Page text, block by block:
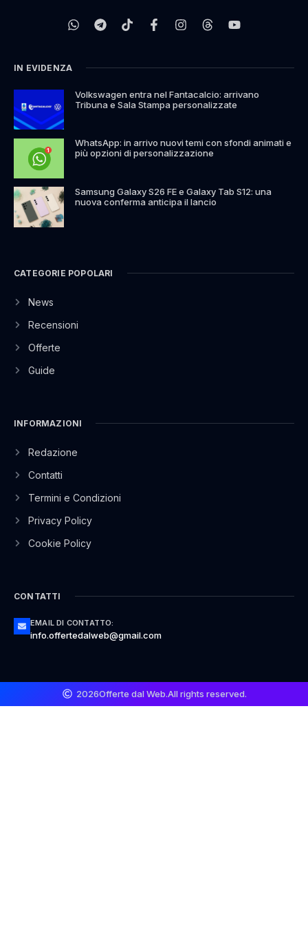
IN EVIDENZA
Volkswagen entra nel Fantacalcio: arrivano
Tribuna e Sala Stampa personalizzate
WhatsApp: in arrivo nuovi temi con sfondi animati e
più opzioni di personalizzazione
Samsung Galaxy S26 FE e Galaxy Tab S12: una
nuova conferma anticipa il lancio
CATEGORIE POPOLARI
News
Recensioni
Offerte
Guide
INFORMAZIONI
Redazione
Contatti
Termini e Condizioni
Privacy Policy
Cookie Policy
CONTATTI
EMAIL DI CONTATTO:
info.offertedalweb@gmail.com
2026Offerte dal Web.All rights reserved.